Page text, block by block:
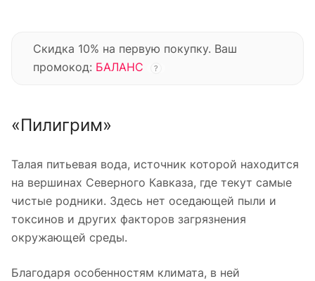
Скидка 10% на первую покупку. Ваш
промокод: БАЛАНС ?
«Пилигрим»
Талая питьевая вода, источник которой находится
на вершинах Северного Кавказа, где текут самые
чистые родники. Здесь нет оседающей пыли и
токсинов и других факторов загрязнения
окружающей среды.
Благодаря особенностям климата, в ней